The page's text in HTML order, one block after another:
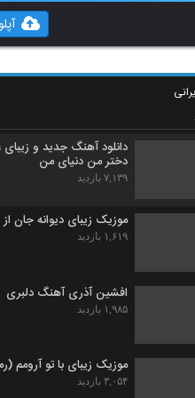
دانلود آهنگ تابستون تنت
دانلود آهنگ جدید و زیبای
دختر من دنیای من
۷,۱۳۹ بازدید
موزیک زیبای دیوانه جان
۱,۶۱۹ بازدید
افشین آذری آهنگ دلبری
۱,۹۸۵ بازدید
موزیک زیبای با تو آرومم
۳,۰۵۴ بازدید